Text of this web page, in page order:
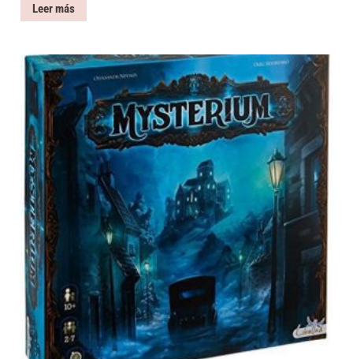
Leer más